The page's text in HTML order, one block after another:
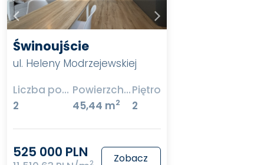
Świnoujście
ul. Heleny Modrzejewskiej
Liczba pokoi
2
Powierzchnia
45,44 m2
Piętro
2
525 000 PLN Zobacz